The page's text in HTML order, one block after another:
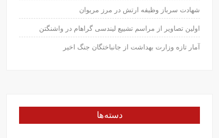
شهادت سرباز وظیفه ارتش در مرز مریوان
اولین تصاویر از مراسم تشییع لیندسی گراهام در واشنگتن
آمار تازه وزارت بهداشت از جانباختگان جنگ اخیر
دسته‌ها